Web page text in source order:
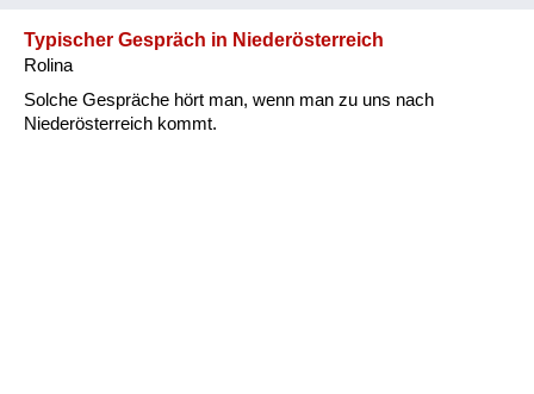
bodenständigen Mundart. Ja, aber nur so lange sie eine eigene
Schule hatten! Nach und nach verschwand das
Miesenbäckerische. Einige wenige Enklaven gibt es noch, der
Rest redet Einheitsbrei. Dann kam ...
Typischer Gespräch in Niederösterreich
Rolina
Solche Gespräche hört man, wenn man zu uns nach
Niederösterreich kommt.